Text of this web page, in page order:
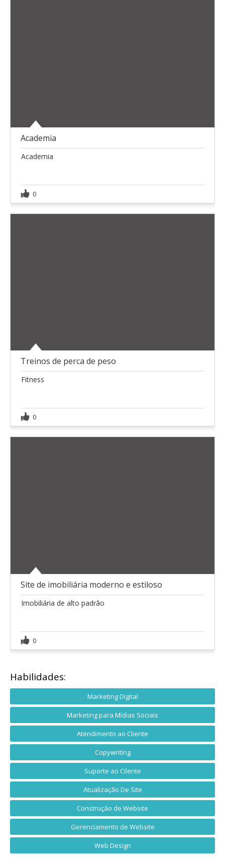
Academia
Academia
0
Treinos de perca de peso
Fitness
0
Site de imobiliária moderno e estiloso
Imobiliária de alto padrão
0
Habilidades:
Marketing Digital
Marketing para Mídias Sociais
Atendimento ao Cliente
Copywriting
Suporte ao Cilente
Atualização De Site
Construção de Website
Gerenciamento de Website
Web Design